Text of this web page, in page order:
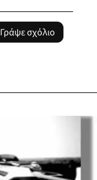
Γράψε σχόλιο